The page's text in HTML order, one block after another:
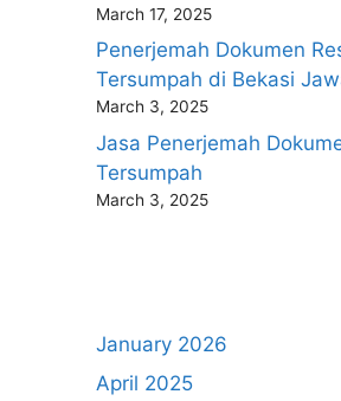
March 17, 2025
Penerjemah Dokumen
Tersumpah di Bekasi
March 3, 2025
Jasa Penerjemah
Tersumpah
March 3, 2025
January 2026
April 2025